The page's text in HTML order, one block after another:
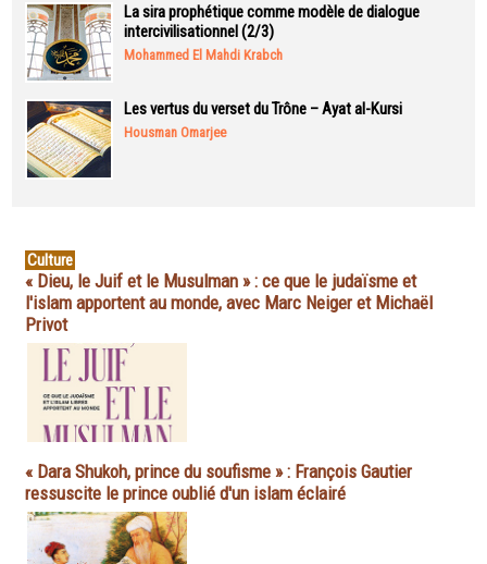
La sira prophétique comme modèle de dialogue
intercivilisationnel (2/3)
Mohammed El Mahdi Krabch
Les vertus du verset du Trône – Ayat al-Kursi
Housman Omarjee
Culture
« Dieu, le Juif et le Musulman » : ce que le judaïsme et
l'islam apportent au monde, avec Marc Neiger et Michaël
Privot
« Dara Shukoh, prince du soufisme » : François Gautier
ressuscite le prince oublié d'un islam éclairé